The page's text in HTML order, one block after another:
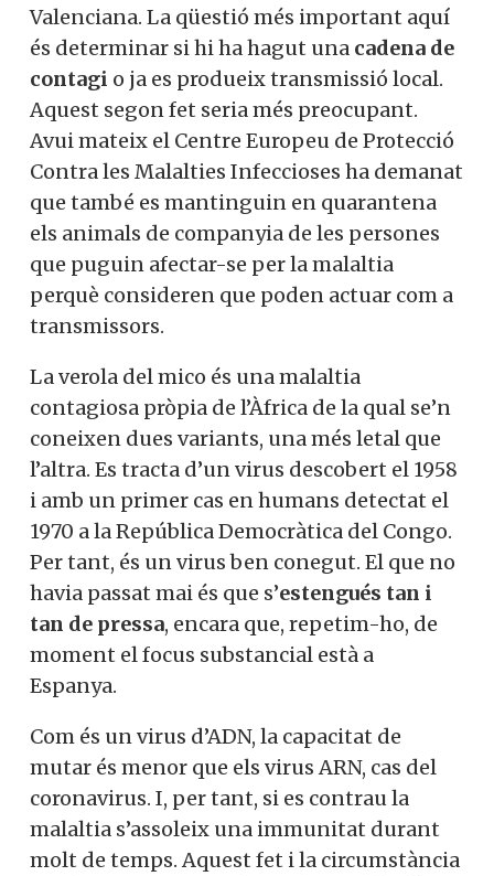
Valenciana. La qüestió més important aquí
és determinar si hi ha hagut una cadena de
contagi o ja es produeix transmissió local.
Aquest segon fet seria més preocupant.
Avui mateix el Centre Europeu de Protecció
Contra les Malalties Infeccioses ha demanat
que també es mantinguin en quarantena
els animals de companyia de les persones
que puguin afectar-se per la malaltia
perquè consideren que poden actuar com a
transmissors.
La verola del mico és una malaltia
contagiosa pròpia de l’Àfrica de la qual se’n
coneixen dues variants, una més letal que
l’altra. Es tracta d’un virus descobert el 1958
i amb un primer cas en humans detectat el
1970 a la República Democràtica del Congo.
Per tant, és un virus ben conegut. El que no
havia passat mai és que s’estengués tan i
tan de pressa, encara que, repetim-ho, de
moment el focus substancial està a
Espanya.
Com és un virus d’ADN, la capacitat de
mutar és menor que els virus ARN, cas del
coronavirus. I, per tant, si es contrau la
malaltia s’assoleix una immunitat durant
molt de temps. Aquest fet i la circumstància